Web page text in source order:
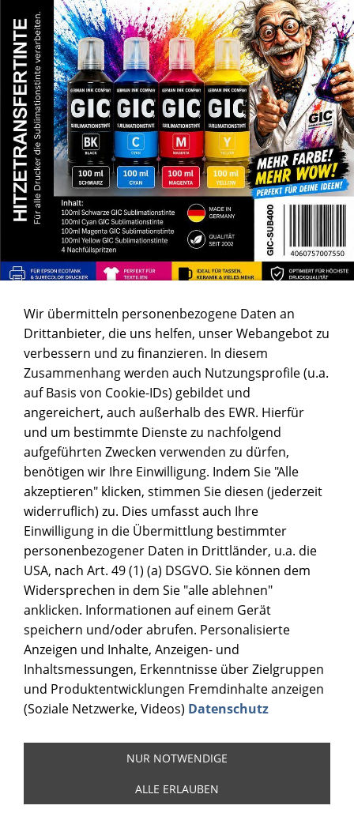
Wir übermitteln personenbezogene Daten an
Drittanbieter, die uns helfen, unser Webangebot zu
verbessern und zu finanzieren. In diesem
Zusammenhang werden auch Nutzungsprofile (u.a.
auf Basis von Cookie-IDs) gebildet und
angereichert, auch außerhalb des EWR. Hierfür
und um bestimmte Dienste zu nachfolgend
aufgeführten Zwecken verwenden zu dürfen,
benötigen wir Ihre Einwilligung. Indem Sie "Alle
akzeptieren" klicken, stimmen Sie diesen (jederzeit
widerruflich) zu. Dies umfasst auch Ihre
Einwilligung in die Übermittlung bestimmter
personenbezogener Daten in Drittländer, u.a. die
USA, nach Art. 49 (1) (a) DSGVO. Sie können dem
Widersprechen in dem Sie "alle ablehnen"
anklicken. Informationen auf einem Gerät
speichern und/oder abrufen. Personalisierte
Anzeigen und Inhalte, Anzeigen- und
Inhaltsmessungen, Erkenntnisse über Zielgruppen
und Produktentwicklungen Fremdinhalte anzeigen
(Soziale Netzwerke, Videos) Datenschutz
NUR NOTWENDIGE
ALLE ERLAUBEN